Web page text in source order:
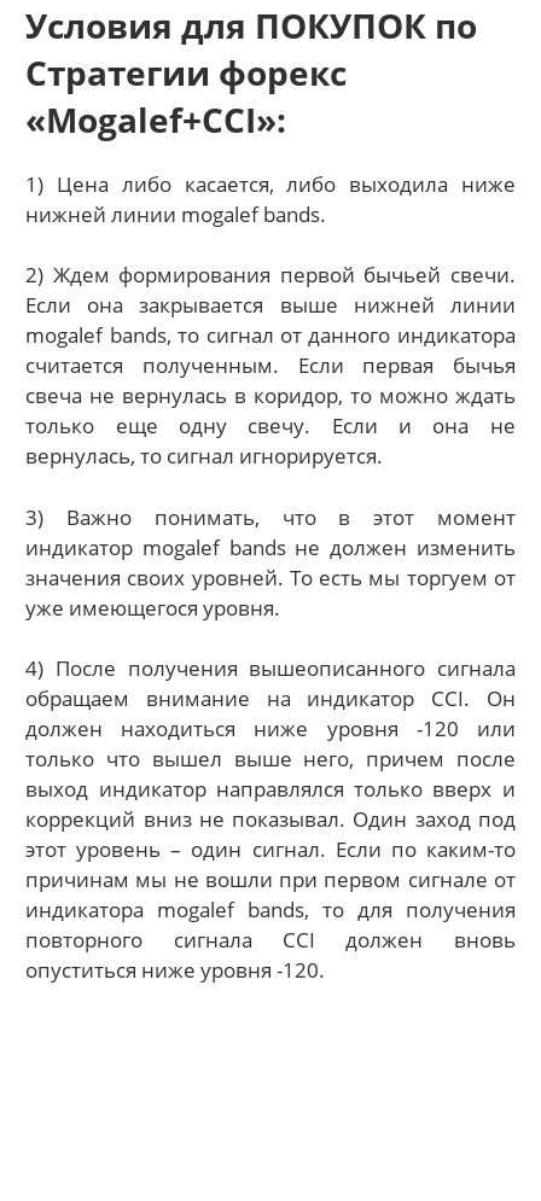
Условия для ПОКУПОК по
Стратегии форекс
«Mogalef+CCI»:
1) Цена либо касается, либо выходила ниже
нижней линии mogalef bands.
2) Ждем формирования первой бычьей свечи.
Если она закрывается выше нижней линии
mogalef bands, то сигнал от данного индикатора
считается полученным. Если первая бычья
свеча не вернулась в коридор, то можно ждать
только еще одну свечу. Если и она не
вернулась, то сигнал игнорируется.
3) Важно понимать, что в этот момент
индикатор mogalef bands не должен изменить
значения своих уровней. То есть мы торгуем от
уже имеющегося уровня.
4) После получения вышеописанного сигнала
обращаем внимание на индикатор CCI. Он
должен находиться ниже уровня -120 или
только что вышел выше него, причем после
выход индикатор направлялся только вверх и
коррекций вниз не показывал. Один заход под
этот уровень – один сигнал. Если по каким-то
причинам мы не вошли при первом сигнале от
индикатора mogalef bands, то для получения
повторного сигнала CCI должен вновь
опуститься ниже уровня -120.